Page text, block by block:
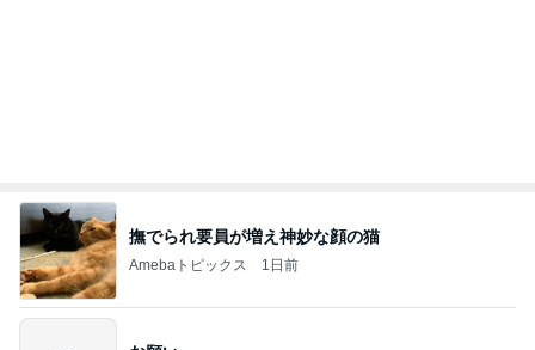
撫でられ要員が増え神妙な顔の猫
Amebaトピックス 1日前